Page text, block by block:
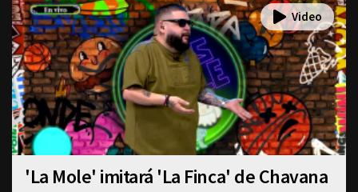
'La Mole' imitará 'La Finca' de Chavana